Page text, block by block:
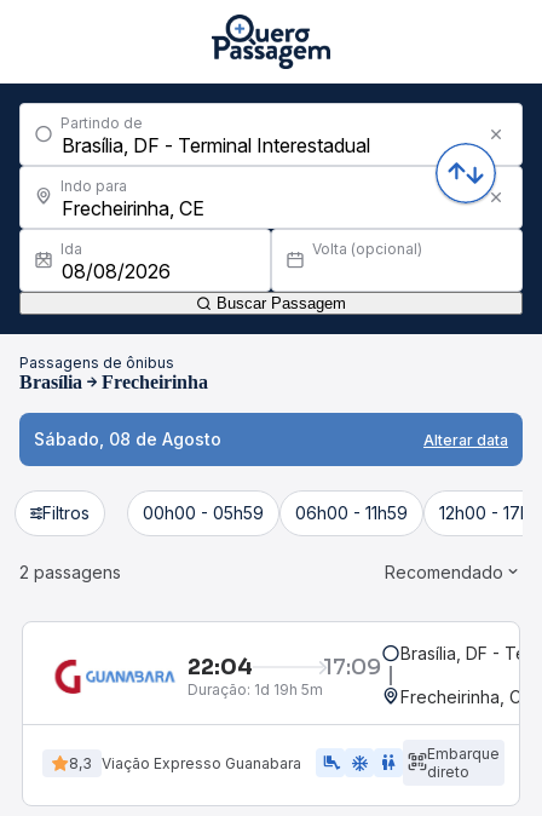
Partindo de
Indo para
Ida Volta (opcional)
Buscar Passagem
Passagens de ônibus
Brasília Frecheirinha
Sábado, 08 de Agosto Alterar data
Filtros 00h00 - 05h59 06h00 - 11h59 12h00 -
2 passagens Recomendado
22:04 17:09
Duração: 1d 19h 5m
Brasília, DF -
Frecheirinha, CE
8,3 Viação Expresso Guanabara airline_seat_legroom_extra ac_unit WC
Embarque
direto